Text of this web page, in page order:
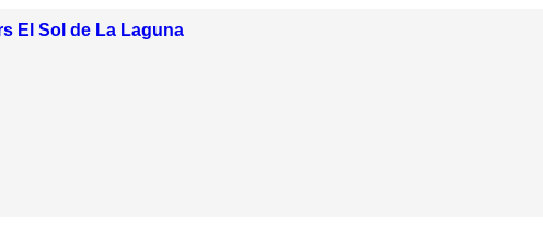
El Sol de La Laguna